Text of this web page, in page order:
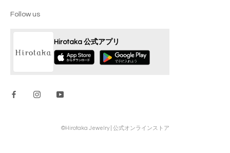
Follow us
Hirotaka 公式アプリ
©Hirotaka Jewelry | 公式オンラインストア